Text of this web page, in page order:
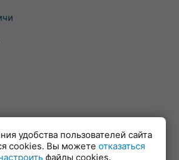
удобства пользователей сайта
cookies. Вы можете отказаться
файлы cookies.